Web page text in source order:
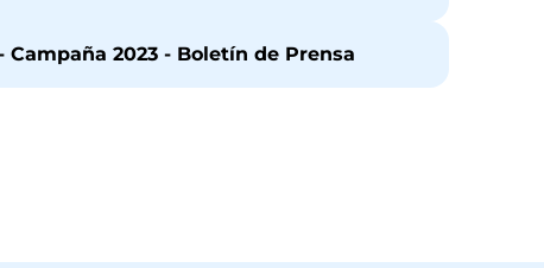
Campaña 2023 - Boletín de Prensa